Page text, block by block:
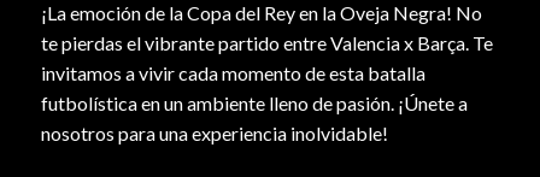
¡La emoción de la Copa del Rey en la Oveja Negra! No
te pierdas el vibrante partido entre Valencia x Barça. Te
invitamos a vivir cada momento de esta batalla
futbolística en un ambiente lleno de pasión. ¡Únete a
nosotros para una experiencia inolvidable!